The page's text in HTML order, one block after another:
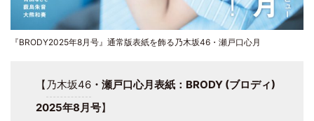
『BRODY2025年8月号』通常版表紙を飾る乃木坂46・瀬戸口心月
【 乃木坂46・瀬戸口心月表紙：BRODY (ブロディ)
2025年8月号】